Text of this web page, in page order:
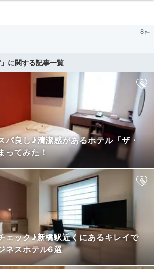
8
に関する記事一覧
パ良し♪清潔感があるホテル「ザ・
ってみた！
ェック♪新橋駅近くにあるキレイで
ネスホテル6選